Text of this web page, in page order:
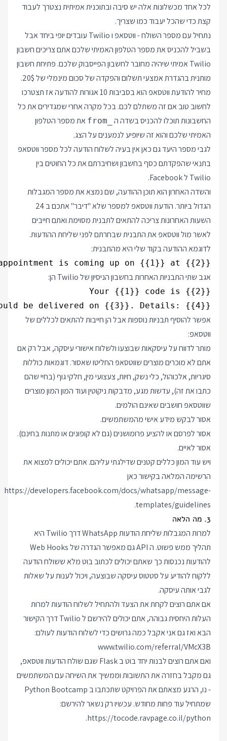
לכל אחד מכשלונות אלה יש סיבה ובתוכנית אמיתית נצטרך לעבוד
קצת כדי שהכל יעבוד כמו שצריך.
נתחיל עם מספר השולח - ווטסאפ ו Twilio עובדים יופי ביחד אבל
בשביל להכניס את מספר הטלפון האמיתי שלכם אתם צריכים חשבון
Twilio אמיתי שיהיה מחובר לחשבון הפייסבוק שלכם. פתיחת חשבון
מותנית בהגדרת אמצעי תשלום והפקדה של סכום מינמלי של 20$.
מחיר להודעת ווטסאפ הוא בסביבות 10 אגורות להודעה אז תצטרכו
לחשוב טוב אם זה משתלם לכם. בכל מקרה אחרי שמגדירים את כל
החשבונות תוכלו להכניס בשדה ה
from_ את מספר הטלפון
האמיתי שלכם והוא זה שיופיע לנמענים על הצג.
לגבי מספר היעד גם כאן אין בעיה לשלוח הודעה לכל מספר ווטסאפ
בתנאי שהפקדתם כסף בחשבון ושחיברתם את כל החוטים בין
Twilio ל Facebook.
והשדה האחרון הוא תוכן ההודעה, שם נמצא את מספר המגבלות
הגדול ביותר. הודעת ווטסאפ למספר שלא "דיבר" אתכם ב 24
השעות האחרונות צריכה להתאים לתבנית מסוימת ואתם חייבים
לאשר מול ווטסאפ את התבנית שבחרתם לפני שליחת ההודעות.
לדוגמא ההודעה בקוד שלי היא מהתבנית:
is coming up on {{1}} at {{2}}
אגב שתי התבניות האחרות בחשבון הניסיון של Twilio הן:
be delivered on {{3}}. Details: {{4}}
אפשר להוסיף תבניות נוספות אבל הן חייבות להתאים לכללים של
ווטסאפ:
מותר לדווח על עיסקאות שבוצעו ולשלוח אישורי עיסקה, אבל רק אם
אתם לא מוכרים מוצרים שווטסאפ החליטו שאסור. דוגמאות כוללות
סיגריות, אלכוהול, כלי נשק, חיות, צעצועי מין, חלקי גוף (בחיי שהם
כתבו את זה), עדשות מגע, מדבקות ניקוטין ועוד המון המון מוצרים
שווטסאפ חושבים שאינם הולמים.
אסור לבקש מידע אישי מהמשתמשים.
אסור לפרסם או להציע פרומושנים (גם לא קופונים או מתנות בחינם).
אסור לאיים.
ויש עוד המון כללים קטנים שדילגתי עליהם. אתם יכולים למצוא את
הרשימה המלאה בקישור כאן
https://developers.facebook.com/docs/whatsapp/message-
templates/guidelines
.
3. מה הלאה
למרות המגבלות שליחת הודעות WhatsApp דרך Twilio היא
תהליך ממש פשוט. ה API גם מאפשר הגדרה של Web Hooks
להודעות נכנסות כך שאתם יכולים לכתוב בוט מלא ששולח הודעה
ללקוח להודיע על סטטוס עיסקה שבוצעה, ויכול לענות על שאלות
לגבי אותה עיסקה.
אם אתם רוצים לקחת את הצעד ולהתחיל לשלוח הודעות למרות
העלות היחסית גבוהה, אתם יכולים להירשם ל Twilio דרך הקישור
הבא ואז גם אני אקבל כמה גרושים כדי לשלוח הודעות לעולם:
www.twilio.com/referral/VMcX3B
ואם אתם רוצים לבנות יחד בוט ב Flask שגם שולח הודעות ווטסאפ,
גם מקבל בחזרה את התשובות וממשיך את השיחה עם המשתמשים
- נו, הרגע מצאתם את הפרויקט שתכתבו ב Python Bootcamp
שמתחיל עוד פחות מחודש. עכשיו רק נשאר להירשם:
https://tocode.ravpage.co.il/python
.